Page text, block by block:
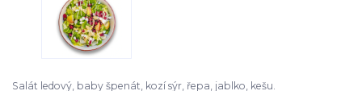
Salát ledový, baby špenát, kozí sýr, řepa, jablko, kešu.